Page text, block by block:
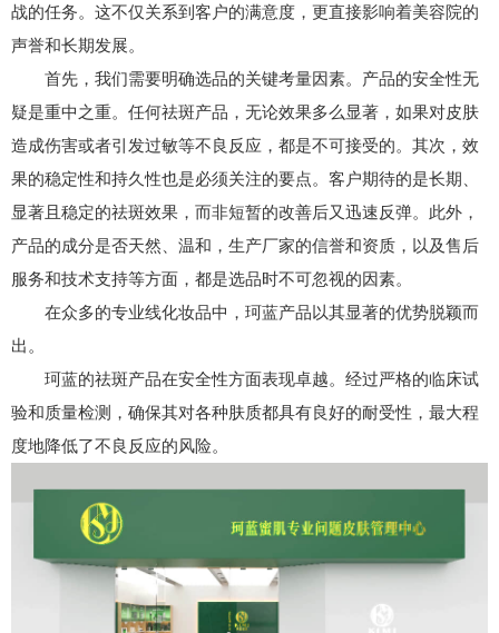
战的任务。这不仅关系到客户的满意度，更直接影响着美容院的
声誉和长期发展。
首先，我们需要明确选品的关键考量因素。产品的安全性无
疑是重中之重。任何祛斑产品，无论效果多么显著，如果对皮肤
造成伤害或者引发过敏等不良反应，都是不可接受的。其次，效
果的稳定性和持久性也是必须关注的要点。客户期待的是长期、
显著且稳定的祛斑效果，而非短暂的改善后又迅速反弹。此外，
产品的成分是否天然、温和，生产厂家的信誉和资质，以及售后
服务和技术支持等方面，都是选品时不可忽视的因素。
在众多的专业线化妆品中，珂蓝产品以其显著的优势脱颖而
出。
珂蓝的祛斑产品在安全性方面表现卓越。经过严格的临床试
验和质量检测，确保其对各种肤质都具有良好的耐受性，最大程
度地降低了不良反应的风险。